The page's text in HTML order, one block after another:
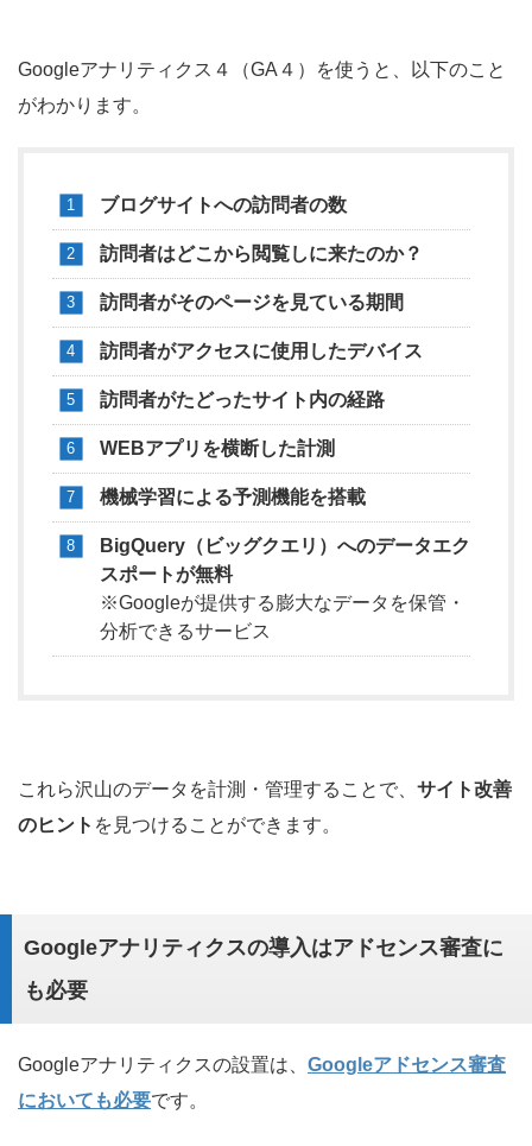
Googleアナリティクス４（GA４）を使うと、以下のこと
がわかります。
ブログサイトへの訪問者の数
訪問者はどこから閲覧しに来たのか？
訪問者がそのページを見ている期間
訪問者がアクセスに使用したデバイス
訪問者がたどったサイト内の経路
WEBアプリを横断した計測
機械学習による予測機能を搭載
BigQuery（ビッグクエリ）へのデータエク
スポートが無料
※Googleが提供する膨大なデータを保管・
分析できるサービス
これら沢山のデータを計測・管理することで、 サイト改善
のヒント を見つけることができます。
Googleアナリティクスの導入はアドセンス審査に
も必要
Googleアナリティクスの設置は、 Googleアドセンス審査
においても必要です。